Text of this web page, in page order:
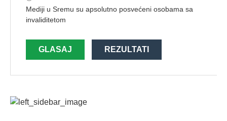
Mediji u Sremu su apsolutno posvećeni osobama sa
invaliditetom
GLASAJ REZULTATI